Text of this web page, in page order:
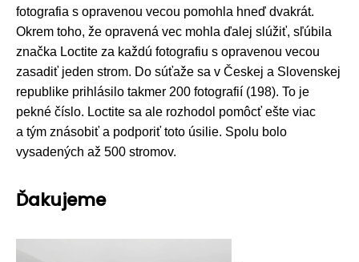
fotografia s opravenou vecou pomohla hneď dvakrát.
Okrem toho, že opravená vec mohla ďalej slúžiť, sľúbila
značka Loctite za každú fotografiu s opravenou vecou
zasadiť jeden strom. Do súťaže sa v Českej a Slovenskej
republike prihlásilo takmer 200 fotografií (198). To je
pekné číslo. Loctite sa ale rozhodol pomôcť ešte viac
a tým znásobiť a podporiť toto úsilie. Spolu bolo
vysadených až 500 stromov.
Ďakujeme